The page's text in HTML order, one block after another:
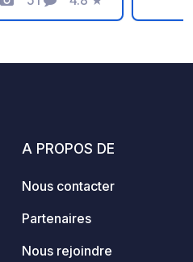
sur le lac,
au bord du
Commentaires
Note
bon
A PROPOS DE
Nous contacter
Partenaires
Nous rejoindre